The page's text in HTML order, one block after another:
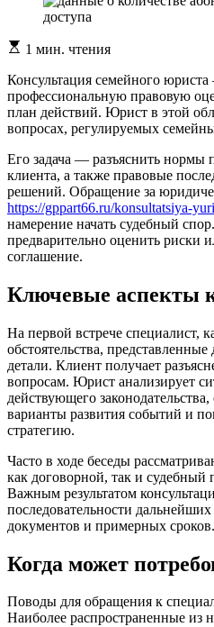
Расчетное
чтения
1 мин. чтения
Консультация семейного
профессиональную правовую
план действий. Юрист в этой
вопросах, регулируемых
Его задача — разъяснить нормы
клиента, а также правовые
решений. Обращение за
https://gppart66.ru/konsultatsiya-
намерение начать судебный
предварительно оценить риски
соглашение.
Ключевые аспекты
На первой встрече специалист,
обстоятельства,
детали. Клиент получает
вопросам. Юрист анализирует
действующего
варианты развития событий и
стратегию.
Часто в ходе беседы
как договорной, так и судебный
Важным результатом
последовательности
документов и примерных сроков.
Когда может
Поводы для обращения к
Наиболее распространенные из